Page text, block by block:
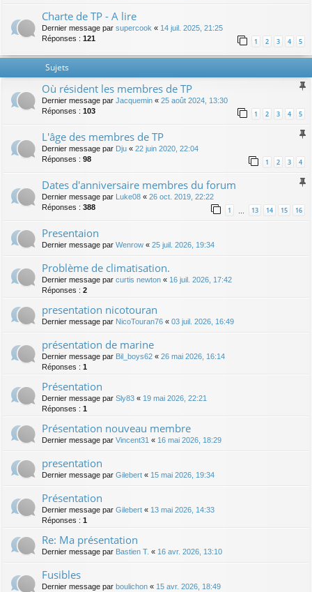
Charte de TP - A lire
Dernier message par supercook « 14 juil. 2025, 21:25
Réponses : 121 1 2 3 4 5
Sujets
Où résident les membres de TP
Dernier message par Jacquemin « 25 août 2024, 13:30
Réponses : 103 1 2 3 4 5
L'âge des membres de TP
Dernier message par Dju « 22 juin 2020, 22:04
Réponses : 98 1 2 3 4
Dates d'anniversaire membres du forum
Dernier message par Luke08 « 26 oct. 2019, 22:22
Réponses : 388 1 … 13 14 15 16
Presentaion
Dernier message par Wenrow « 25 juil. 2026, 19:34
Problème de climatisation.
Dernier message par curtis newton « 16 juil. 2026, 17:42
Réponses : 2
presentation nicotouran
Dernier message par NicoTouran76 « 03 juil. 2026, 16:49
présentation de marine
Dernier message par Bil_boys62 « 26 mai 2026, 16:14
Réponses : 1
Présentation
Dernier message par Sly83 « 19 mai 2026, 22:21
Réponses : 1
Présentation nouveau membre
Dernier message par Vincent31 « 16 mai 2026, 18:29
presentation
Dernier message par Gilebert « 15 mai 2026, 19:34
Présentation
Dernier message par Gilebert « 13 mai 2026, 14:33
Réponses : 1
Re: Ma présentation
Dernier message par Bastien T. « 16 avr. 2026, 13:10
Fusibles
Dernier message par boulichon « 15 avr. 2026, 18:49